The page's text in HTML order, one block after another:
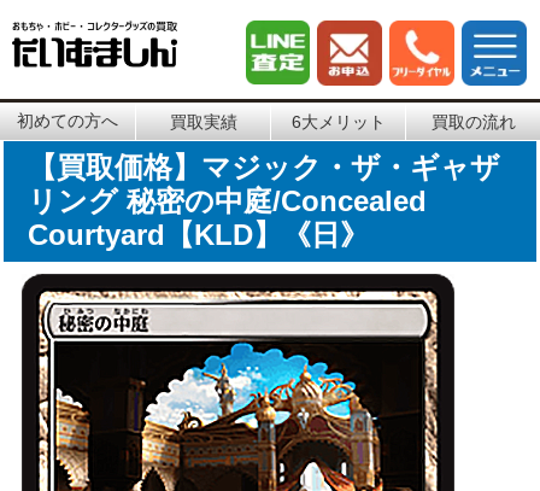
初めての方へ 買取実績 6大メリット 買取の流れ
【買取価格】マジック・ザ・ギャザ
リング 秘密の中庭/Concealed
Courtyard【KLD】《日》